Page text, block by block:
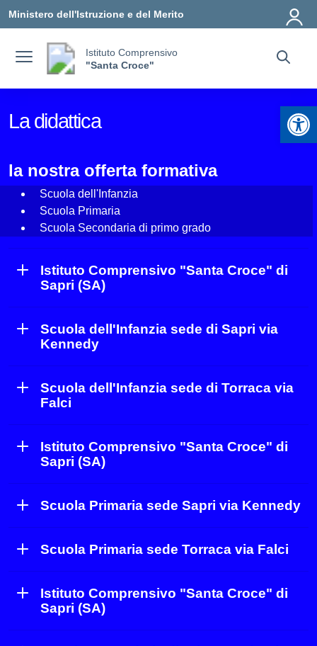
Ministero dell'Istruzione e del Merito
Istituto Comprensivo
"Santa Croce"
La didattica
la nostra offerta formativa
Scuola dell'Infanzia
Scuola Primaria
Scuola Secondaria di primo grado
Istituto Comprensivo "Santa Croce" di
Sapri (SA)
Scuola dell'Infanzia sede di Sapri via
Kennedy
Scuola dell'Infanzia sede di Torraca via
Falci
Istituto Comprensivo "Santa Croce" di
Sapri (SA)
Scuola Primaria sede Sapri via Kennedy
Scuola Primaria sede Torraca via Falci
Istituto Comprensivo "Santa Croce" di
Sapri (SA)